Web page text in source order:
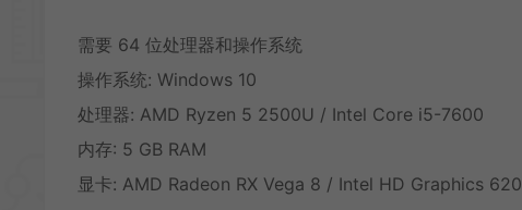
需要 64 位处理器和操作系统
操作系统: Windows 10
处理器: AMD Ryzen 5 2500U / Intel Core i5-7600
内存: 5 GB RAM
显卡: AMD Radeon RX Vega 8 / Intel HD Graphics 620